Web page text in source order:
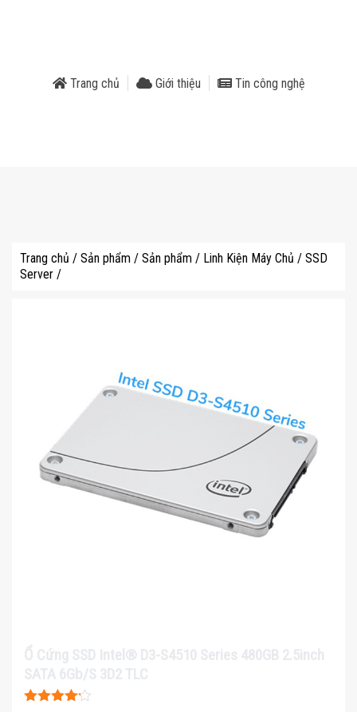
Trang chủ Giới thiệu Tin công nghệ
Trang chủ / Sản phẩm / Sản phẩm / Linh Kiện Máy Chủ / SSD
Server /